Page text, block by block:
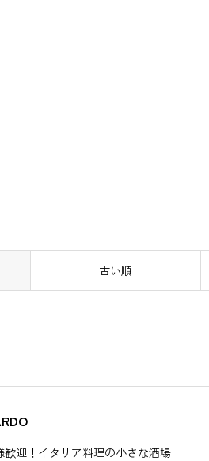
古い順
歓迎！イタリア料理の小さな酒場